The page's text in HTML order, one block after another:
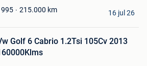
215.000 km 16 jul 26
Golf 6 Cabrio 1.2Tsi 105Cv 2013